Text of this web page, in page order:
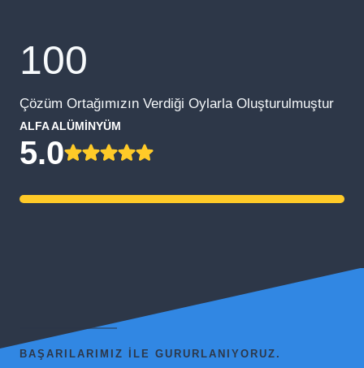
0100
Çözüm Ortağımızın Verdiği Oylarla Oluşturulmuştur
ALFA ALÜMİNYÜM
5.0
BAŞARILARIMIZ ILE GURURLANIYORUZ.